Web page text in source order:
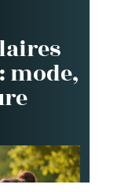
mode,